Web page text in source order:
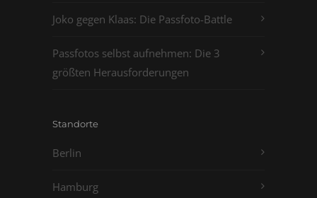
Joko gegen Klaas: Die Passfoto-Battle
Passfotos selbst aufnehmen: Die 3
größten Herausforderungen
Standorte
Berlin
Hamburg